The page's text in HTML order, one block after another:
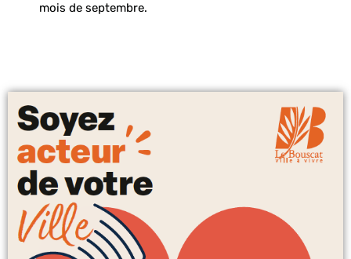
mois de septembre.